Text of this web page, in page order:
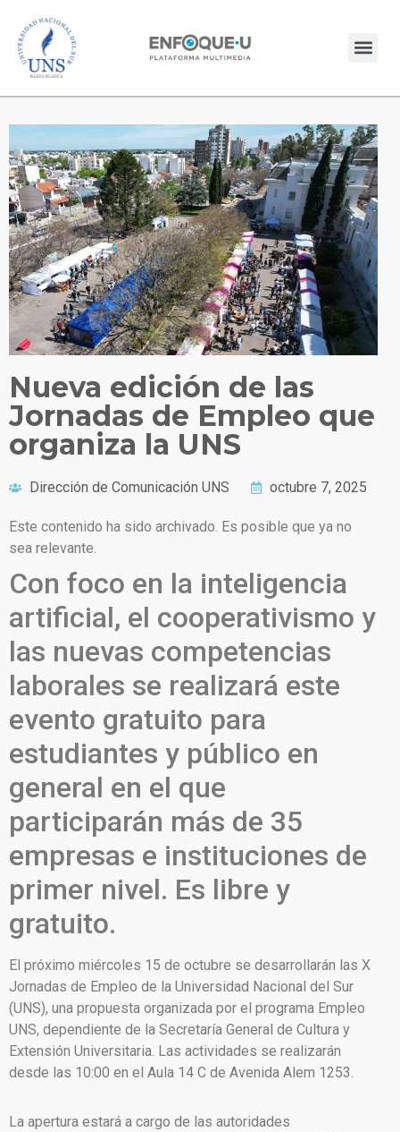
Nueva edición de las
Jornadas de Empleo que
organiza la UNS
Dirección de Comunicación UNS octubre 7, 2025
Este contenido ha sido archivado. Es posible que ya no
sea relevante.
Con foco en la inteligencia
artificial, el cooperativismo y
las nuevas competencias
laborales se realizará este
evento gratuito para
estudiantes y público en
general en el que
participarán más de 35
empresas e instituciones de
primer nivel. Es libre y
gratuito.
El próximo miércoles 15 de octubre se desarrollarán las X
Jornadas de Empleo de la Universidad Nacional del Sur
(UNS), una propuesta organizada por el programa Empleo
UNS, dependiente de la Secretaría General de Cultura y
Extensión Universitaria. Las actividades se realizarán
desde las 10:00 en el Aula 14 C de Avenida Alem 1253.
La apertura estará a cargo de las autoridades